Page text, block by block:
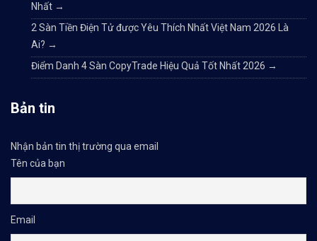
Nhất →
2 Sàn Tiền Điện Tử được Yêu Thích Nhất Việt Nam 2026 Là
Ai? →
Điểm Danh 4 Sàn CopyTrade Hiệu Quả Tốt Nhất 2026 →
Bản tin
Nhận bản tin thị trường qua email
Tên của bạn
Email